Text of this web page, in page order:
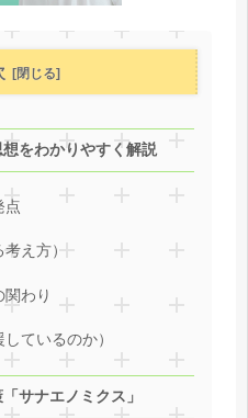
をわかりやすく解説
点
え方）
わり
ているのか）
サナエノミクス」